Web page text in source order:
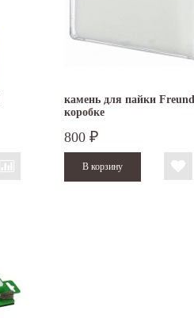
камень для пайки
коробке
800 ₽